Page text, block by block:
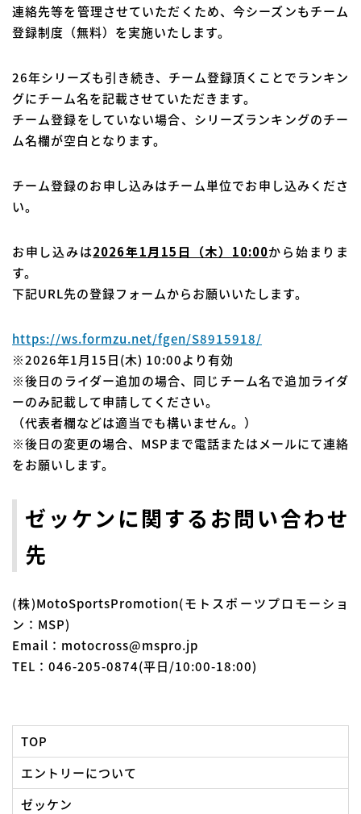
連絡先等を管理させていただくため、今シーズンもチーム
登録制度（無料）を実施いたします。
26年シリーズも引き続き、チーム登録頂くことでランキン
グにチーム名を記載させていただきます。
チーム登録をしていない場合、シリーズランキングのチー
ム名欄が空白となります。
チーム登録のお申し込みはチーム単位でお申し込みくださ
い。
お申し込みは2026年1月15日（木）10:00から始まりま
す。
下記URL先の登録フォームからお願いいたします。
https://ws.formzu.net/fgen/S8915918/
※2026年1月15日(木) 10:00より有効
※後日のライダー追加の場合、同じチーム名で追加ライダ
ーのみ記載して申請してください。
（代表者欄などは適当でも構いません。）
※後日の変更の場合、MSPまで電話またはメールにて連絡
をお願いします。
ゼッケンに関するお問い合わせ
先
(株)MotoSportsPromotion(モトスポーツプロモーショ
ン：MSP)
Email：motocross@mspro.jp
TEL：046-205-0874(平日/10:00-18:00)
TOP
エントリーについて
ゼッケン